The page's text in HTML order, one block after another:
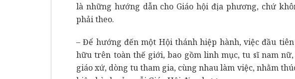
là những hướng dẫn cho Giáo hội địa phương, chứ
phải theo.
– Để hướng đến một Hội thánh hiệp hành, việc đầu
hữu trên toàn thế giới, bao gồm linh mục, tu sĩ nam
giáo xứ, dòng tu tham gia, cùng nhau làm việc, nhằm